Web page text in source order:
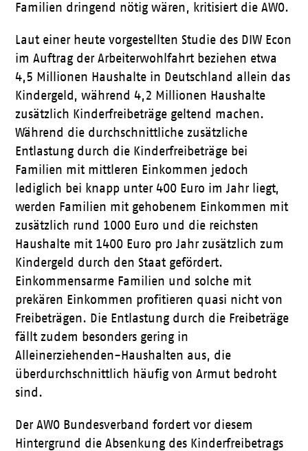
Familien dringend nötig wären, kritisiert die AWO.
Laut einer heute vorgestellten Studie des DIW Econ
im Auftrag der Arbeiterwohlfahrt beziehen etwa
4,5 Millionen Haushalte in Deutschland allein das
Kindergeld, während 4,2 Millionen Haushalte
zusätzlich Kinderfreibeträge geltend machen.
Während die durchschnittliche zusätzliche
Entlastung durch die Kinderfreibeträge bei
Familien mit mittleren Einkommen jedoch
lediglich bei knapp unter 400 Euro im Jahr liegt,
werden Familien mit gehobenem Einkommen mit
zusätzlich rund 1000 Euro und die reichsten
Haushalte mit 1400 Euro pro Jahr zusätzlich zum
Kindergeld durch den Staat gefördert.
Einkommensarme Familien und solche mit
prekären Einkommen profitieren quasi nicht von
Freibeträgen. Die Entlastung durch die Freibeträge
fällt zudem besonders gering in
Alleinerziehenden-Haushalten aus, die
überdurchschnittlich häufig von Armut bedroht
sind.
Der AWO Bundesverband fordert vor diesem
Hintergrund die Absenkung des Kinderfreibetrags